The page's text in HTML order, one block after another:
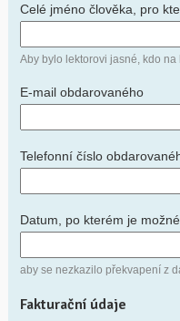
Celé jméno člověka, pro
Aby bylo lektorovi jasné, kdo na
E-mail obdarovaného
Telefonní číslo
Datum, po kterém je
aby se nezkazilo překvapení z
Fakturační údaje